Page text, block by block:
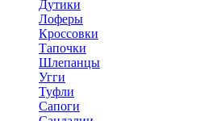
Дутики
Лоферы
Кроссовки
Тапочки
Шлепанцы
Угги
Туфли
Сапоги